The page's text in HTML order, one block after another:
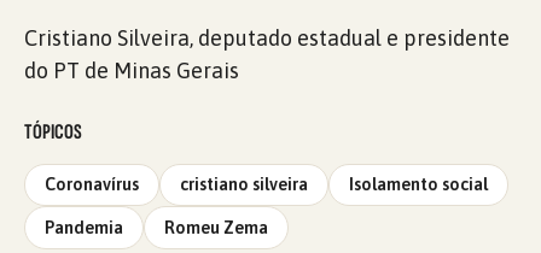
Cristiano Silveira, deputado estadual e presidente
do PT de Minas Gerais
TÓPICOS
Coronavírus cristiano silveira Isolamento social
Pandemia Romeu Zema